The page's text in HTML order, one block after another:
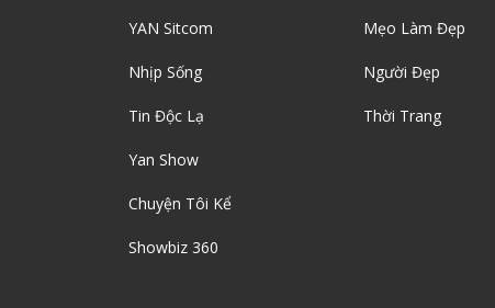
YAN Sitcom
Nhịp Sống
Tin Độc Lạ
Yan Show
Chuyện Tôi Kể
Showbiz 360
Mẹo Làm Đẹp
Người Đẹp
Thời Trang